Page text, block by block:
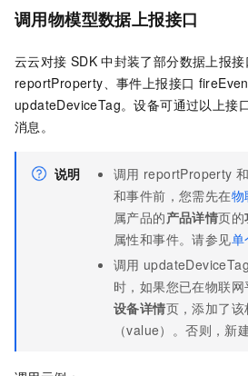
调用物模型数据上报接口
云云对接 SDK 中封装了部分数据上报
reportProperty、事件上报接口
updateDeviceTag。设备可通过以上接
消息。
说明 调用 reportProperty 和
和事件前，您需先在物
属产品的产品详情页的
属性和事件。请参见单
调用 updateDeviceTag
时，如果您已在物联
设备详情页，添加了
（value）。否则，新